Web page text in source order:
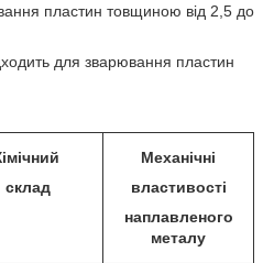
пластин товщиною від 2,5 до
для зварювання пластин
склад
Механічні
властивості
наплавленого
металу